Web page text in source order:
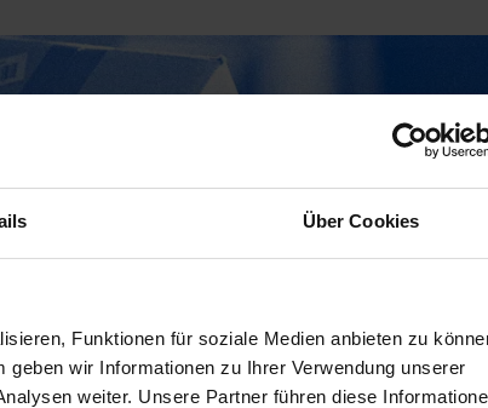
Über Cookies
Funktionen für soziale Medien anbieten zu
wir Informationen zu Ihrer Verwendung unserer
weiter. Unsere Partner führen diese